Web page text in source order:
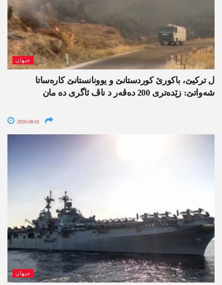
جیھان
ل ترکیێ، باکورێ کوردستانێ و یوونانستانێ کارەساتا
شەواتێ: زێدەتری 200 دەڤەر د ناڤ ئاگری دە مان
2026-08-01
جیھان